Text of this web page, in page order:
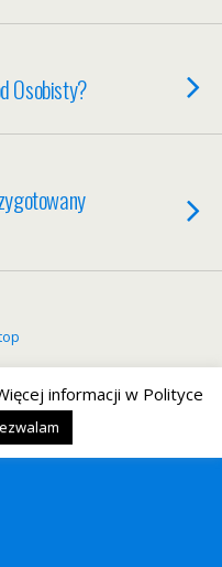
Osobisty?
Desktop
informacji w Polityce